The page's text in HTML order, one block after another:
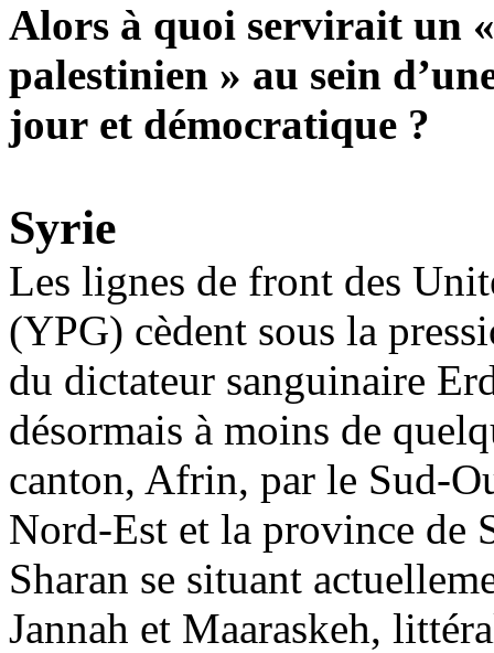
Alors à quoi servirait un
palestinien » au sein
jour et démocratique ?
Syrie
Les lignes de front des
(YPG) cèdent sous la
du dictateur sanguinaire
désormais à moins de
canton, Afrin, par le Sud-
Nord-Est et la province de
Sharan se situant
Jannah et Maaraskeh,